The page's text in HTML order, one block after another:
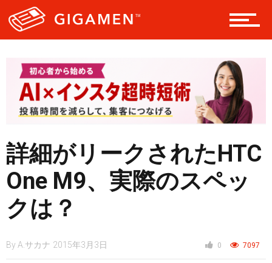
スタイル
仮想通貨
スマートフォン
詳細がリークされたHTC
One M9、実際のスペッ
クは？
By A.サカナ 2015年3月3日 0 7097